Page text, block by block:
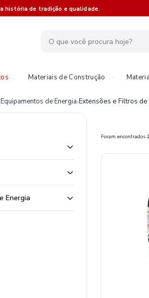
história de tradição e qualidade.
Materiais de Construção
Equipamentos de Energia›Extensões e Filtros de
Energia
Foram encontrados